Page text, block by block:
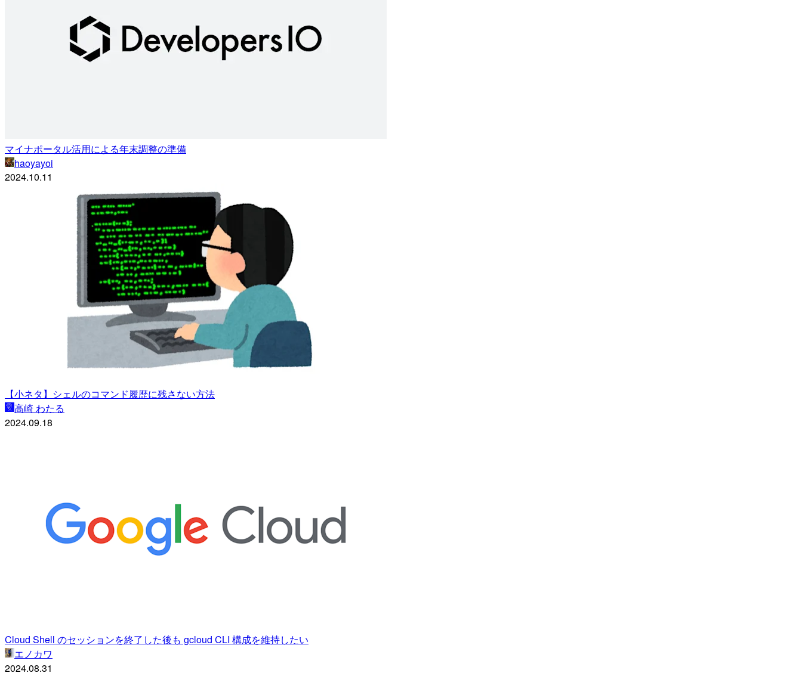
マイナポータル活用による年末調整の準備
haoyayoi
2024.10.11
【小ネタ】シェルのコマンド履歴に残さない方法
高崎 わたる
2024.09.18
Cloud Shell のセッションを終了した後も gcloud CLI 構成を維持したい
エノカワ
2024.08.31